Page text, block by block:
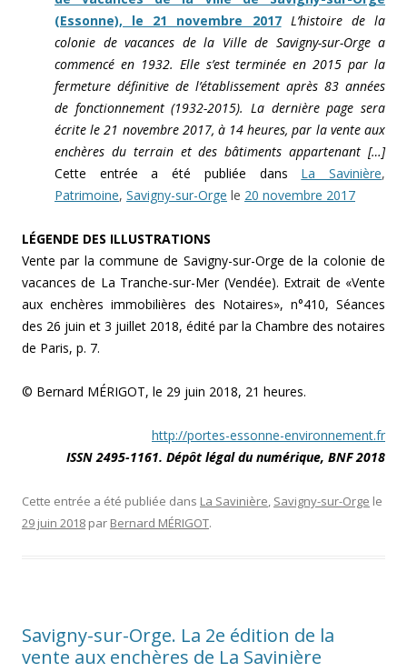
(Essonne), le 21 novembre 2017 L’histoire de la
colonie de vacances de la Ville de Savigny-sur-Orge a
commencé en 1932. Elle s’est terminée en 2015 par la
fermeture définitive de l’établissement après 83 années
de fonctionnement (1932-2015). La dernière page sera
écrite le 21 novembre 2017, à 14 heures, par la vente aux
enchères du terrain et des bâtiments appartenant […]
Cette entrée a été publiée dans
La Savinière,
Patrimoine, Savigny-sur-Orge le 20 novembre 2017
LÉGENDE DES ILLUSTRATIONS
Vente par la commune de Savigny-sur-Orge de la colonie de
vacances de La Tranche-sur-Mer (Vendée). Extrait de «Vente
aux enchères immobilières des Notaires», n°410, Séances
des 26 juin et 3 juillet 2018, édité par la Chambre des notaires
de Paris, p. 7.
© Bernard MÉRIGOT, le 29 juin 2018, 21 heures.
http://portes-essonne-environnement.fr
ISSN 2495-1161. Dépôt légal du numérique, BNF 2018
Cette entrée a été publiée dans La Savinière, Savigny-sur-Orge le
29 juin 2018 par Bernard MÉRIGOT.
Savigny-sur-Orge. La 2e édition de la
vente aux enchères de La Savinière